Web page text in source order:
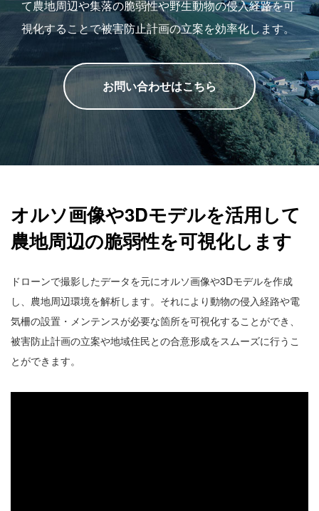
て農地周辺や集落の脆弱性や野生動物の侵入経路を可
視化することで被害防止計画の立案を効率化します。
お問い合わせはこちら
オルソ画像や3Dモデルを活用して
農地周辺の脆弱性を可視化します
ドローンで撮影したデータを元にオルソ画像や3Dモデルを作成
し、農地周辺環境を解析します。それにより動物の侵入経路や電
気柵の設置・メンテンスが必要な箇所を可視化することができ、
被害防止計画の立案や地域住民との合意形成をスムーズに行うこ
とができます。